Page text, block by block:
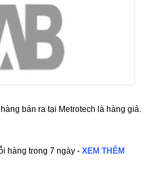
bán ra tại Metrotech là hàng giả.
hàng trong 7 ngày - XEM THÊM